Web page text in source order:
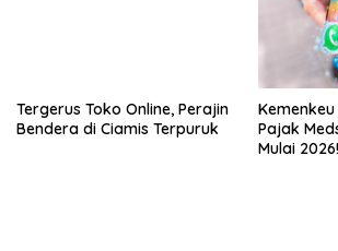
Tergerus Toko Online, Perajin
Bendera di Ciamis Terpuruk
Kemenkeu
Pajak
Mulai 2026!